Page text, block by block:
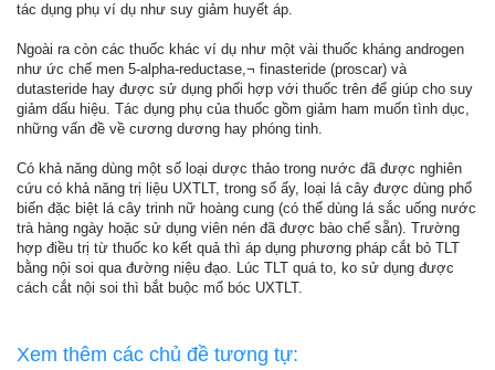
tác dụng phụ ví dụ như suy giảm huyết áp.
Ngoài ra còn các thuốc khác ví dụ như một vài thuốc kháng androgen
như ức chế men 5-alpha-reductase,¬ finasteride (proscar) và
dutasteride hay được sử dụng phối hợp với thuốc trên để giúp cho suy
giảm dấu hiệu. Tác dụng phụ của thuốc gồm giảm ham muốn tình dục,
những vấn đề về cương dương hay phóng tinh.
Có khả năng dùng một số loại dược thảo trong nước đã được nghiên
cứu có khả năng trị liệu UXTLT, trong số ấy, loại lá cây được dùng phổ
biến đặc biệt lá cây trinh nữ hoàng cung (có thể dùng lá sắc uống nước
trà hàng ngày hoặc sử dụng viên nén đã được bào chế sẵn). Trường
hợp điều trị từ thuốc ko kết quả thì áp dụng phương pháp cắt bỏ TLT
bằng nội soi qua đường niệu đạo. Lúc TLT quá to, ko sử dụng được
cách cắt nội soi thì bắt buộc mổ bóc UXTLT.
Xem thêm các chủ đề tương tự: